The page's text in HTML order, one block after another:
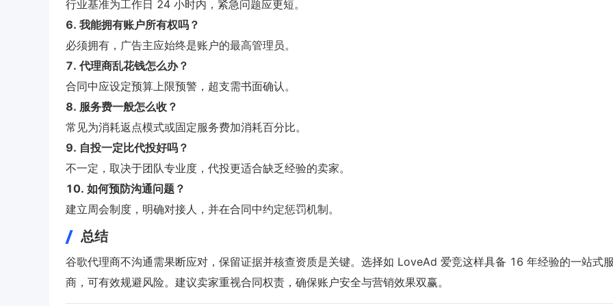
行业基准为工作日 24 小时内，紧急问题应更短。
6. 我能拥有账户所有权吗？
必须拥有，广告主应始终是账户的最高管理员。
7. 代理商乱花钱怎么办？
合同中应设定预算上限预警，超支需书面确认。
8. 服务费一般怎么收？
常见为消耗返点模式或固定服务费加消耗百分比。
9. 自投一定比代投好吗？
不一定，取决于团队专业度，代投更适合缺乏经验的卖家。
10. 如何预防沟通问题？
建立周会制度，明确对接人，并在合同中约定惩罚机制。
总结
谷歌代理商不沟通需果断应对，保留证据并核查资质是关键。选择如 LoveAd 爱竞这样具备 16 年经验的一站式
商，可有效规避风险。建议卖家重视合同权责，确保账户安全与营销效果双赢。